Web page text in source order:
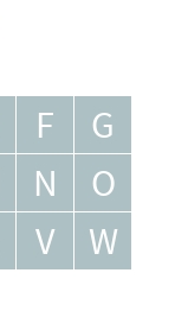
F
G
N
O
V
W